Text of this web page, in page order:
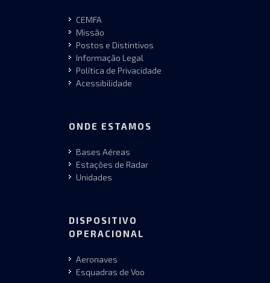
CEMFA
Missão
Postos e Distintivos
Informação Legal
Política de Privacidade
Acessibilidade
ONDE ESTAMOS
Bases Aéreas
Estações de Radar
Unidades
DISPOSITIVO
OPERACIONAL
Aeronaves
Esquadras de Voo